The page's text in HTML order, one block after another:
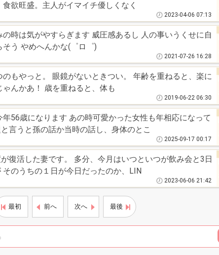
欲旺盛。主人がイマイチ優しくなく
2023-04-06 07:13
時は気がやすらぎます 威圧感あるし 人の事いうくせに自
う やめへんかな(゜ロ゜)
2021-07-26 16:28
もやっと。 眼鏡がないときつい。 年齢を重ねると、楽に
んかあ！ 歳を重ねると、体も
2019-06-22 06:30
56歳になります あの時可愛かった女性も年相応になって
言うと孫の話か当時の話し、身体のとこ
2025-09-17 00:17
復活した妻です。 多分、今月はいつといつが飲み会と3日
のうちの１日が今日だったのか、LIN
2023-06-06 21:42
最初 前へ 次へ 最後